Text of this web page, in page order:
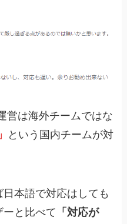
営は海外チームではな
という国内チームが対
本語で対応はしても
ーと比べて 「対応が